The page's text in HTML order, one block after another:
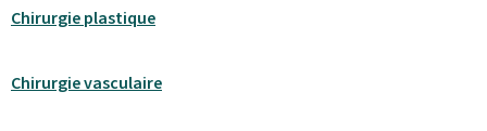
Chirurgie plastique
Chirurgie vasculaire